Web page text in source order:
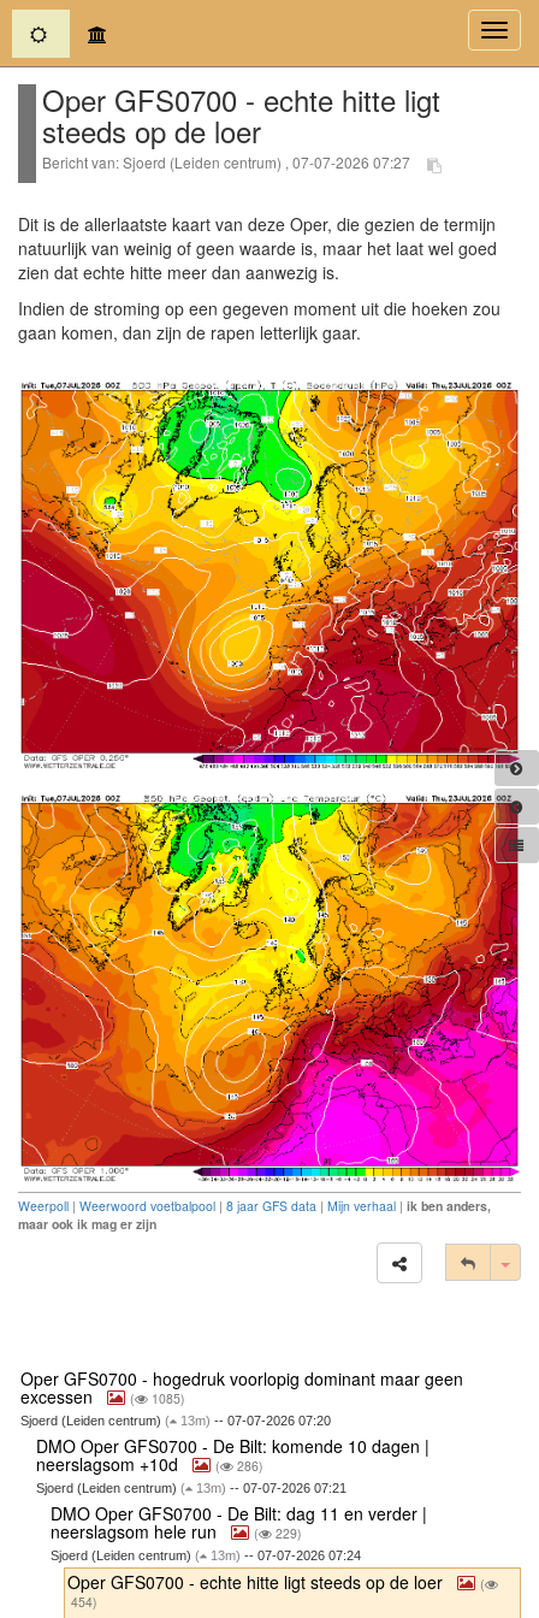
(current)
Oper GFS0700 - echte hitte ligt
steeds op de loer
Bericht van: Sjoerd (Leiden centrum) , 07-07-2026 07:27
Dit is de allerlaatste kaart van deze Oper, die gezien de termijn
natuurlijk van weinig of geen waarde is, maar het laat wel goed
zien dat echte hitte meer dan aanwezig is.
Indien de stroming op een gegeven moment uit die hoeken zou
gaan komen, dan zijn de rapen letterlijk gaar.
Weerpoll | Weerwoord voetbalpool | 8 jaar GFS data | Mijn verhaal | ik ben anders,
maar ook ik mag er zijn
Oper GFS0700 - hogedruk voorlopig dominant maar geen
excessen ( 1085)
Sjoerd (Leiden centrum) ( 13m) -- 07-07-2026 07:20
DMO Oper GFS0700 - De Bilt: komende 10 dagen |
neerslagsom +10d ( 286)
Sjoerd (Leiden centrum) ( 13m) -- 07-07-2026 07:21
DMO Oper GFS0700 - De Bilt: dag 11 en verder |
neerslagsom hele run ( 229)
Sjoerd (Leiden centrum)( 13m) -- 07-07-2026 07:24
Oper GFS0700 - echte hitte ligt steeds op de loer
(
454)